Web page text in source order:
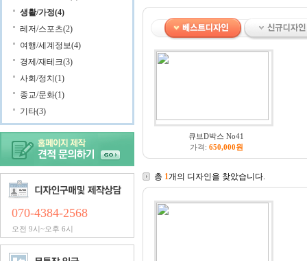
생활/가정(4)
레저/스포츠(2)
여행/세계정보(4)
경제/재테크(3)
사회/정치(1)
종교/문화(1)
기타(3)
070-4384-2568
오전 9시~오후 6시
큐브D박스 No41
가격: 650,000원
총 1개의 디자인을 찾았습니다.